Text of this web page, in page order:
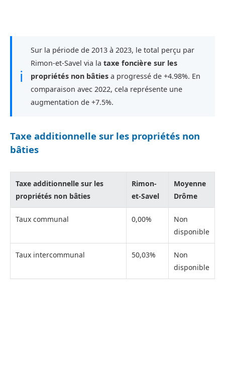
ℹ
Sur la période de 2013 à 2023, le total perçu par
Rimon-et-Savel via la taxe foncière sur les
propriétés non bâties a progressé de +4.98%. En
comparaison avec 2022, cela représente une
augmentation de +7.5%.
Taxe additionnelle sur les propriétés non
bâties
Taxe additionnelle sur les
propriétés non bâties
Rimon-
et-Savel
Moyenne
Drôme
Taux communal 0,00%
Non
disponible
Taux intercommunal 50,03%
Non
disponible